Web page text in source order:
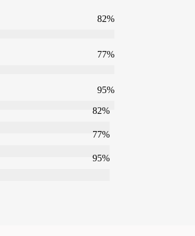
82%
77%
95%
82%
77%
95%